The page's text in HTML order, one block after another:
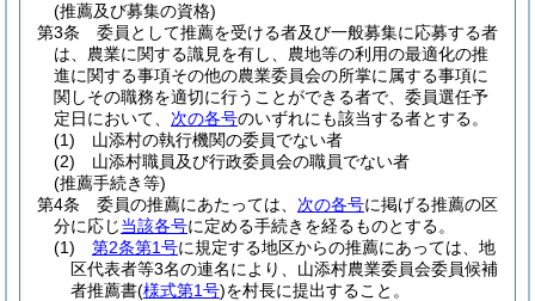
(推薦及び募集の資格)
第3条
委員として推薦を受ける者及び一般募集に応募する者
は、農業に関する識見を有し、農地等の利用の最適化の推
進に関する事項その他の農業委員会の所掌に属する事項に
関しその職務を適切に行うことができる者で、委員選任予
定日において、 次の各号のいずれにも該当する者とする。
(1)
山添村の執行機関の委員でない者
(2)
山添村職員及び行政委員会の職員でない者
(推薦手続き等)
第4条
委員の推薦にあたっては、 次の各号に掲げる推薦の区
分に応じ当該各号に定める手続きを経るものとする。
(1)
第2条第1号に規定する地区からの推薦にあっては、地
区代表者等3名の連名により、山添村農業委員会委員候補
者推薦書(様式第1号)を村長に提出すること。